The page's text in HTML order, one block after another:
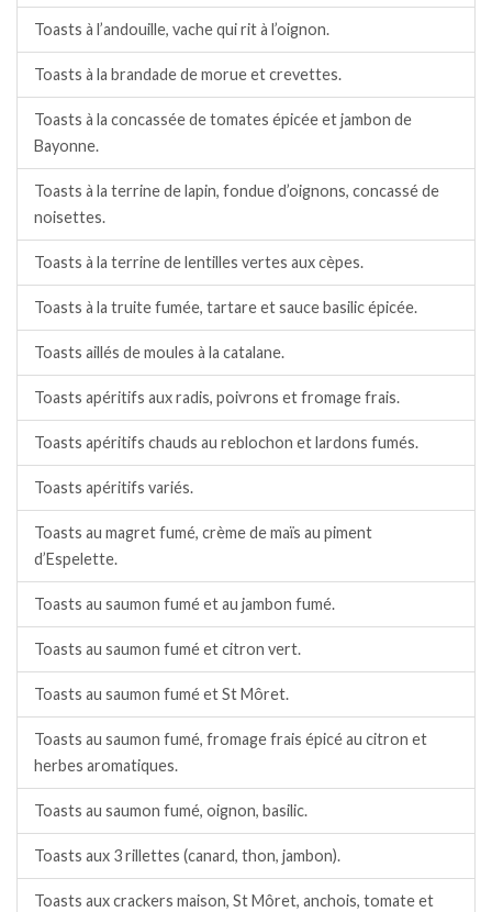
Toasts à l’andouille, vache qui rit à l’oignon.
Toasts à la brandade de morue et crevettes.
Toasts à la concassée de tomates épicée et jambon de
Bayonne.
Toasts à la terrine de lapin, fondue d’oignons, concassé de
noisettes.
Toasts à la terrine de lentilles vertes aux cèpes.
Toasts à la truite fumée, tartare et sauce basilic épicée.
Toasts aillés de moules à la catalane.
Toasts apéritifs aux radis, poivrons et fromage frais.
Toasts apéritifs chauds au reblochon et lardons fumés.
Toasts apéritifs variés.
Toasts au magret fumé, crème de maïs au piment
d’Espelette.
Toasts au saumon fumé et au jambon fumé.
Toasts au saumon fumé et citron vert.
Toasts au saumon fumé et St Môret.
Toasts au saumon fumé, fromage frais épicé au citron et
herbes aromatiques.
Toasts au saumon fumé, oignon, basilic.
Toasts aux 3 rillettes (canard, thon, jambon).
Toasts aux crackers maison, St Môret, anchois, tomate et